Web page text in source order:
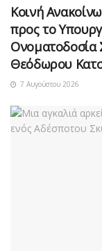
Κοινή
προς το
Ονοματοδοσία
Θεόδωρου
7 Αυγούστου 2026